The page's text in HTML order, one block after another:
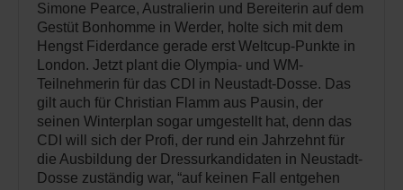
Simone Pearce, Australierin und Bereiterin auf dem
Gestüt Bonhomme in Werder, holte sich mit dem
Hengst Fiderdance gerade erst Weltcup-Punkte in
London. Jetzt plant die Olympia- und WM-
Teilnehmerin für das CDI in Neustadt-Dosse. Das
gilt auch für Christian Flamm aus Pausin, der
seinen Winterplan sogar umgestellt hat, denn das
CDI will sich der Profi, der rund ein Jahrzehnt für
die Ausbildung der Dressurkandidaten in Neustadt-
Dosse zuständig war, “auf keinen Fall entgehen